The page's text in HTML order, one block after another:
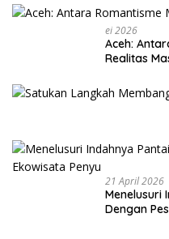
Ei 2026
Aceh:
Realitas
21 April 2026
Menelusuri
Dengan